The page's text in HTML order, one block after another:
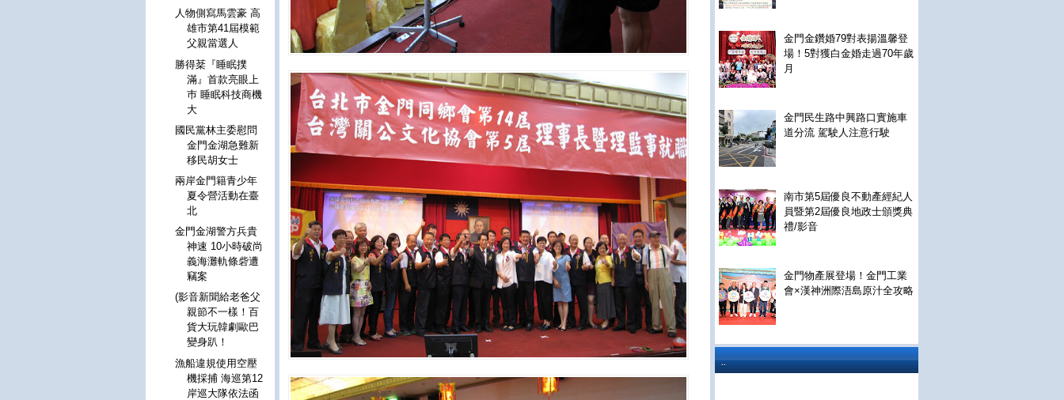
金門金鑽婚79對表揚溫馨登
場！5對獲白金婚走過70年歲
月
金門民生路中興路口實施車
道分流 駕駛人注意行駛
南市第5屆優良不動產經紀人
員暨第2屆優良地政士頒獎典
禮/影音
金門物產展登場！金門工業
會×漢神洲際浯島原汁全攻略
..
人物側寫馬雲豪 高
雄市第41屆模範
父親當選人
勝得棻『睡眠撲
滿』首款亮眼上
巿 睡眠科技商機
大
國民黨林主委慰問
金門金湖急難新
移民胡女士
兩岸金門籍青少年
夏令營活動在臺
北
金門金湖警方兵貴
神速 10小時破尚
義海灘軌條砦遭
竊案
(影音新聞給老爸父
親節不一樣！百
貨大玩韓劇歐巴
變身趴！
漁船違規使用空壓
機採捕 海巡第12
岸巡大隊依法函